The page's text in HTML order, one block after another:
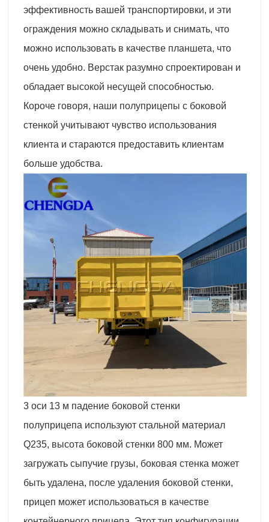
эффективность вашей транспортировки, и эти
ограждения можно складывать и снимать, что
можно использовать в качестве планшета, что
очень удобно. Верстак разумно спроектирован и
обладает высокой несущей способностью.
Короче говоря, наши полуприцепы с боковой
стенкой учитывают чувство использования
клиента и стараются предоставить клиентам
больше удобства.
3 оси 13 м падение боковой стенки
полуприцепа используют стальной материал
Q235, высота боковой стенки 800 мм. Может
загружать сыпучие грузы, боковая стенка может
быть удалена, после удаления боковой стенки,
прицеп может использоваться в качестве